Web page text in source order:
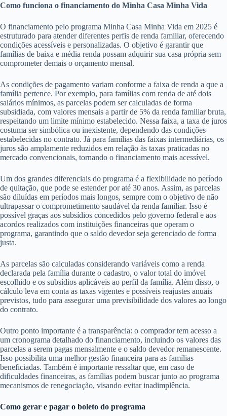
Como funciona o financiamento do Minha Casa Minha Vida
O financiamento pelo programa Minha Casa Minha Vida em 2025 é
estruturado para atender diferentes perfis de renda familiar, oferecendo
condições acessíveis e personalizadas. O objetivo é garantir que
famílias de baixa e média renda possam adquirir sua casa própria sem
comprometer demais o orçamento mensal.
As condições de pagamento variam conforme a faixa de renda a que a
família pertence. Por exemplo, para famílias com renda de até dois
salários mínimos, as parcelas podem ser calculadas de forma
subsidiada, com valores mensais a partir de 5% da renda familiar bruta,
respeitando um limite mínimo estabelecido. Nessa faixa, a taxa de juros
costuma ser simbólica ou inexistente, dependendo das condições
estabelecidas no contrato. Já para famílias das faixas intermediárias, os
juros são amplamente reduzidos em relação às taxas praticadas no
mercado convencionais, tornando o financiamento mais acessível.
Um dos grandes diferenciais do programa é a flexibilidade no período
de quitação, que pode se estender por até 30 anos. Assim, as parcelas
são diluídas em períodos mais longos, sempre com o objetivo de não
ultrapassar o comprometimento saudável da renda familiar. Isso é
possível graças aos subsídios concedidos pelo governo federal e aos
acordos realizados com instituições financeiras que operam o
programa, garantindo que o saldo devedor seja gerenciado de forma
justa.
As parcelas são calculadas considerando variáveis como a renda
declarada pela família durante o cadastro, o valor total do imóvel
escolhido e os subsídios aplicáveis ao perfil da família. Além disso, o
cálculo leva em conta as taxas vigentes e possíveis reajustes anuais
previstos, tudo para assegurar uma previsibilidade dos valores ao longo
do contrato.
Outro ponto importante é a transparência: o comprador tem acesso a
um cronograma detalhado do financiamento, incluindo os valores das
parcelas a serem pagas mensalmente e o saldo devedor remanescente.
Isso possibilita uma melhor gestão financeira para as famílias
beneficiadas. Também é importante ressaltar que, em caso de
dificuldades financeiras, as famílias podem buscar junto ao programa
mecanismos de renegociação, visando evitar inadimplência.
Como gerar e pagar o boleto do programa